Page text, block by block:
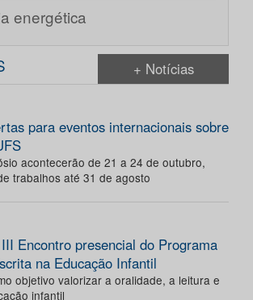
energética
+ Notícias
para eventos internacionais sobre
acontecerão de 21 a 24 de outubro,
trabalhos até 31 de agosto
Encontro presencial do Programa
na Educação Infantil
objetivo valorizar a oralidade, a leitura e
infantil